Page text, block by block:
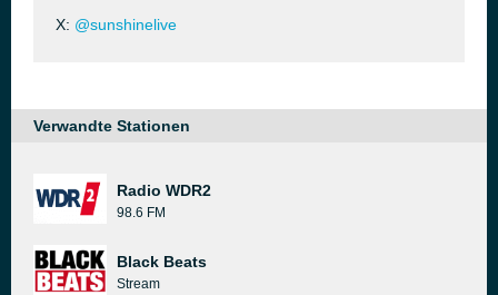
X: @sunshinelive
Verwandte Stationen
Radio WDR2
98.6 FM
Black Beats
Stream